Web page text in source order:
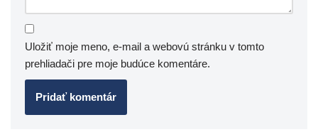
Uložiť moje meno, e-mail a webovú stránku v tomto
prehliadači pre moje budúce komentáre.